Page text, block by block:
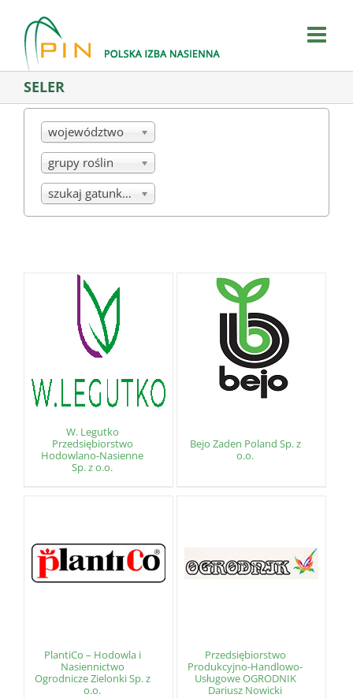
content
SELER
województwo
grupy roślin
szukaj gatunku/mieszanki
W. Legutko
Przedsiębiorstwo
Hodowlano-Nasienne
Sp. z o.o.
Bejo Zaden Poland Sp. z
o.o.
PlantiCo – Hodowla i
Nasiennictwo
Ogrodnicze Zielonki Sp. z
o.o.
Przedsiębiorstwo
Produkcyjno-Handlowo-
Usługowe OGRODNIK
Dariusz Nowicki